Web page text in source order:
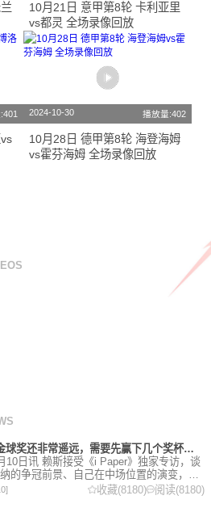
10月21日 意甲第8轮 卡利亚里
vs都灵 全场录像回放
2024-10-30 播放量:402
10月28日 德甲第8轮 海登海姆
vs霍芬海姆 全场录像回放
2赖斯：金球奖还非常遥远，需要先赢下几个奖杯，专注当下好好踢球
10日讯 赖斯接受《i Paper》独家专访，谈
的争冠前景、自己在中场位置的演变，以
提名金球奖的看法。 任意球 赖斯：“我们
擅长的技能——这背后付出了巨大努力
收藏(8180) 阅读(8180)